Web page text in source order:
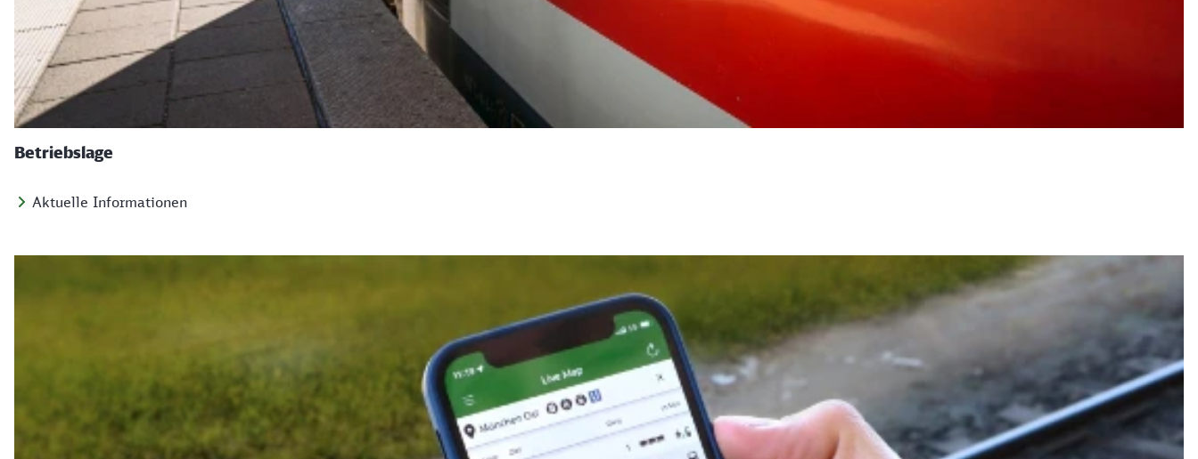
Betriebslage
Aktuelle Informationen